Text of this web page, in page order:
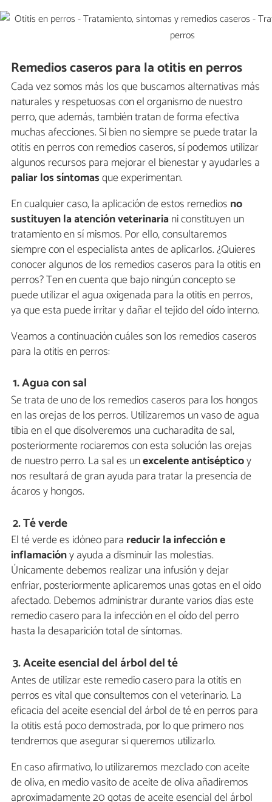
Remedios caseros para la otitis en perros
Cada vez somos más los que buscamos alternativas más
naturales y respetuosas con el organismo de nuestro
perro, que además, también tratan de forma efectiva
muchas afecciones. Si bien no siempre se puede tratar la
otitis en perros con remedios caseros, sí podemos utilizar
algunos recursos para mejorar el bienestar y ayudarles a
paliar los síntomasque experimentan.
En cualquier caso, la aplicación de estos remedios no
sustituyen la atención veterinariani constituyen un
tratamiento en sí mismos. Por ello, consultaremos
siempre con el especialista antes de aplicarlos. ¿Quieres
conocer algunos de los remedios caseros para la otitis en
perros? Ten en cuenta que bajo ningún concepto se
puede utilizar el agua oxigenada para la otitis en perros,
ya que esta puede irritar y dañar el tejido del oído interno.
Veamos a continuación cuáles son los remedios caseros
para la otitis en perros:
1. Agua con sal
Se trata de uno de los remedios caseros para los hongos
en las orejas de los perros. Utilizaremos un vaso de agua
tibia en el que disolveremos una cucharadita de sal,
posteriormente rociaremos con esta solución las orejas
de nuestro perro. La sal es unexcelente antisépticoy
nos resultará de gran ayuda para tratar la presencia de
ácaros y hongos.
2. Té verde
El té verde es idóneo para reducir la infección e
inflamacióny ayuda a disminuir las molestias.
Únicamente debemos realizar una infusión y dejar
enfriar, posteriormente aplicaremos unas gotas en el oído
afectado. Debemos administrar durante varios días este
remedio casero para la infección en el oído del perro
hasta la desaparición total de síntomas.
3. Aceite esencial del árbol del té
Antes de utilizar este remedio casero para la otitis en
perros es vital que consultemos con el veterinario. La
eficacia del aceite esencial del árbol de té en perros para
la otitis está poco demostrada, por lo que primero nos
tendremos que asegurar si queremos utilizarlo.
En caso afirmativo, lo utilizaremos mezclado con aceite
de oliva, en medio vasito de aceite de oliva añadiremos
aproximadamente 20 gotas de aceite esencial del árbol